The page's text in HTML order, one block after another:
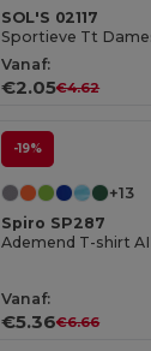
SOL'S 02117
Sportieve Tt
Vanaf:
€2.05€4.62
-19%
+13
Spiro SP287
Ademend T-shirt
Vanaf:
€5.36€6.66